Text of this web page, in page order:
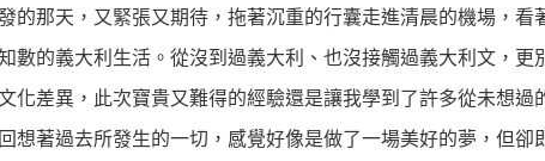
的那天，又緊張又期待，拖著沉重的行囊走進清晨的機場，
數的義大利生活。從沒到過義大利、也沒接觸過義大利文，
化差異，此次寶貴又難得的經驗還是讓我學到了許多從未想
想著過去所發生的一切，感覺好像是做了一場美好的夢，但卻